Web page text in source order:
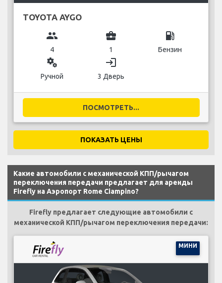
TOYOTA AYGO
group
4
business_center
1
local_gas_station
Бензин
miscellaneous_services
Ручной
login
3 Дверь
ПОСМОТРЕТЬ...
ПОКАЗАТЬ ЦЕНЫ
Какие автомобили с механической КПП/рычагом
переключения передачи предлагает для аренды
Firefly на Аэропорт Rome Ciampino?
Firefly предлагает следующие автомобили с
механической КПП/рычагом переключения передачи:
МИНИ